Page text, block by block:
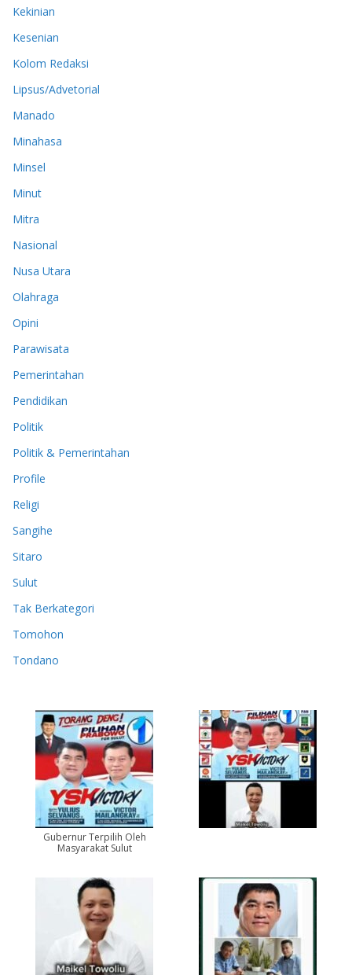
Kekinian
Kesenian
Kolom Redaksi
Lipsus/Advetorial
Manado
Minahasa
Minsel
Minut
Mitra
Nasional
Nusa Utara
Olahraga
Opini
Parawisata
Pemerintahan
Pendidikan
Politik
Politik & Pemerintahan
Profile
Religi
Sangihe
Sitaro
Sulut
Tak Berkategori
Tomohon
Tondano
Gubernur Terpilih Oleh
Masyarakat Sulut